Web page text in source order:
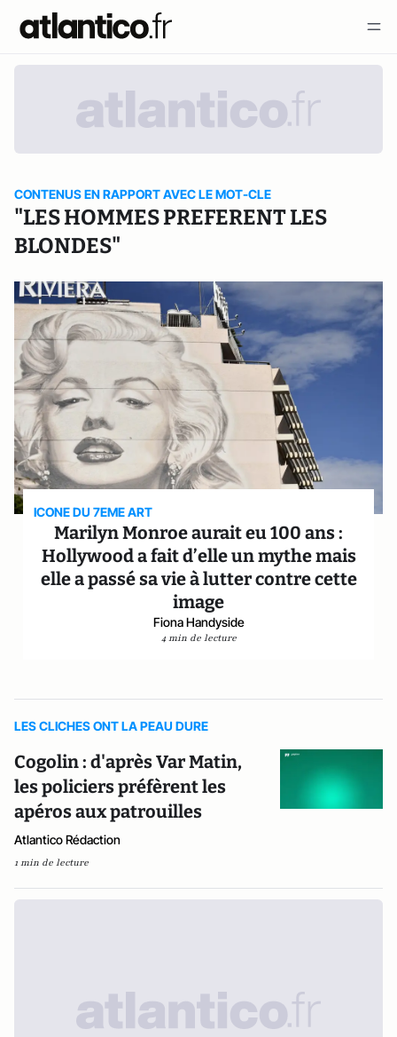
CONTENUS EN RAPPORT AVEC LE MOT-CLE
"LES HOMMES PREFERENT LES
BLONDES"
ICONE DU 7EME ART
Marilyn Monroe aurait eu 100 ans :
Hollywood a fait d’elle un mythe mais
elle a passé sa vie à lutter contre cette
image
Fiona Handyside
4 min de lecture
LES CLICHES ONT LA PEAU DURE
Cogolin : d'après Var Matin,
les policiers préfèrent les
apéros aux patrouilles
Atlantico Rédaction
1 min de lecture